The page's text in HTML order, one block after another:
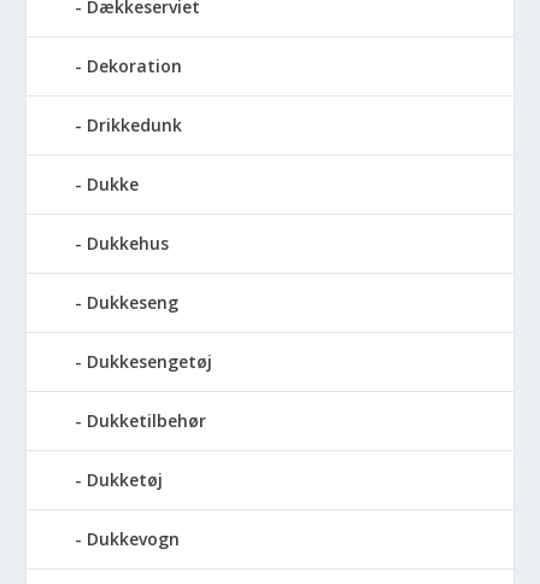
Dækkeserviet
Dekoration
Drikkedunk
Dukke
Dukkehus
Dukkeseng
Dukkesengetøj
Dukketilbehør
Dukketøj
Dukkevogn